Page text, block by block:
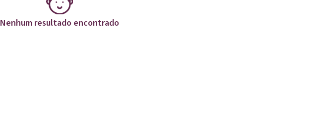
Nenhum resultado encontrado